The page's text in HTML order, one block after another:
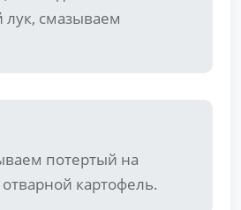
смазываем
потертый на
картофель.